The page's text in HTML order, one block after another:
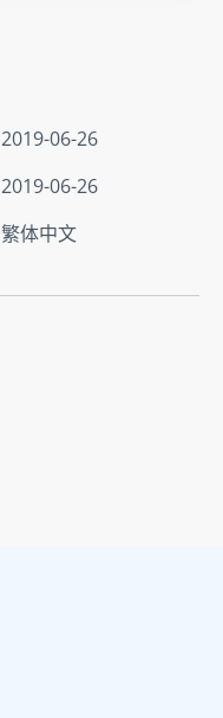
2019-06-26
2019-06-26
繁体中文